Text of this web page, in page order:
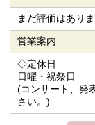
まだ評価はあり
営業案内
◇定休日
日曜・祝祭日
(コンサート、発
さい。)